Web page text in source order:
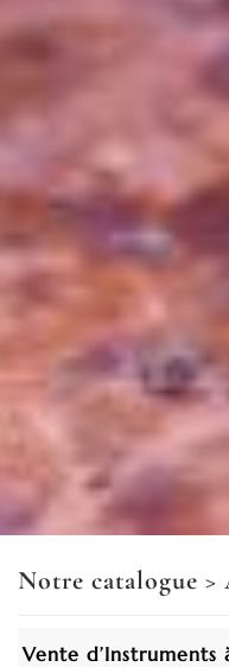
Notre catalogue >
Vente d’Instruments